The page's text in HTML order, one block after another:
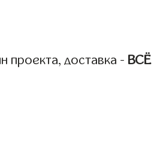
проекта, доставка - ВСЁ